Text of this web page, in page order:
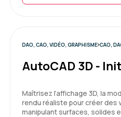
DAO, CAO, VIDÉO, GRAPHISME CAO,
AutoCAD 3D -
Maîtrisez l’affichage 3D, la
rendu réaliste pour créer des
manipulant surfaces, solides